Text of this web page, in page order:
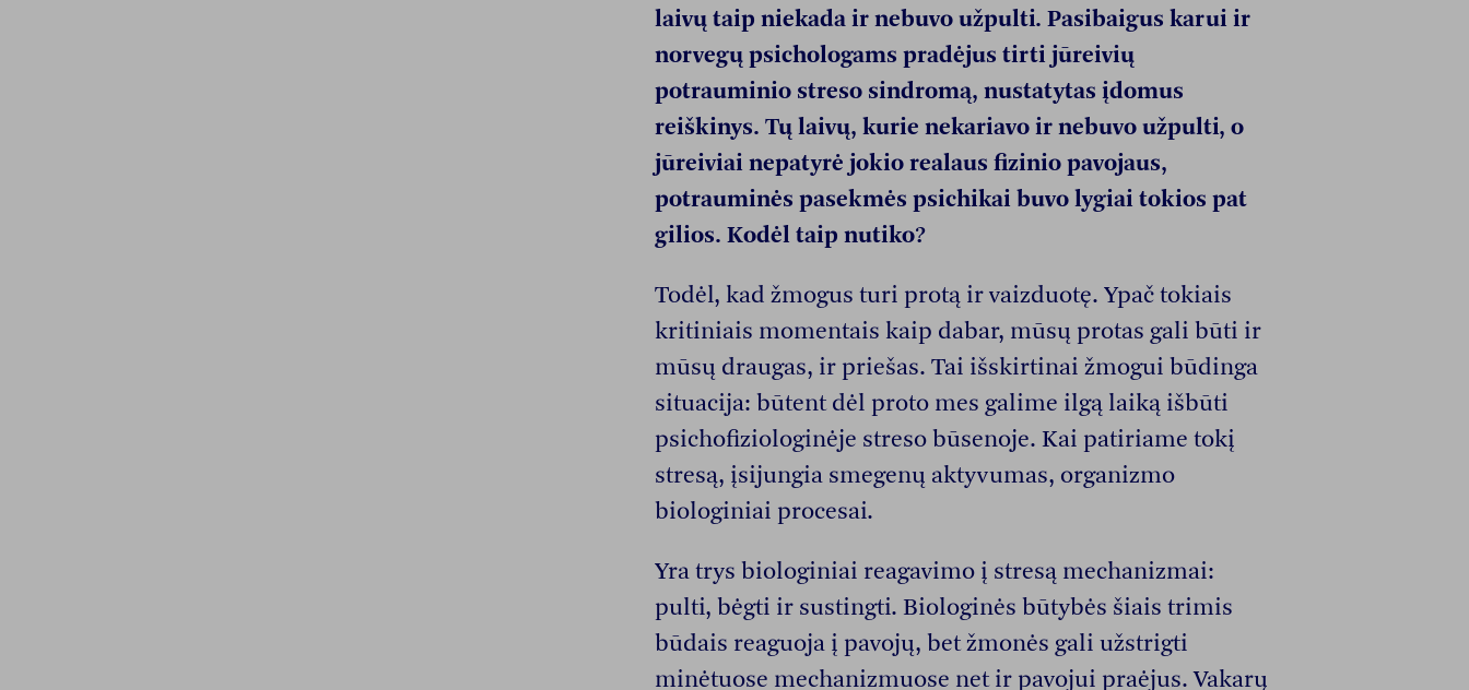
laivų taip niekada ir nebuvo užpulti. Pasibaigus karui ir
norvegų psichologams pradėjus tirti jūreivių
potrauminio streso sindromą, nustatytas įdomus
reiškinys. Tų laivų, kurie nekariavo ir nebuvo užpulti, o
jūreiviai nepatyrė jokio realaus fizinio pavojaus,
potrauminės pasekmės psichikai buvo lygiai tokios pat
gilios. Kodėl taip nutiko?
Todėl, kad žmogus turi protą ir vaizduotę. Ypač tokiais
kritiniais momentais kaip dabar, mūsų protas gali būti ir
mūsų draugas, ir priešas. Tai išskirtinai žmogui būdinga
situacija: būtent dėl proto mes galime ilgą laiką išbūti
psichofiziologinėje streso būsenoje. Kai patiriame tokį
stresą, įsijungia smegenų aktyvumas, organizmo
biologiniai procesai.
Yra trys biologiniai reagavimo į stresą mechanizmai:
pulti, bėgti ir sustingti. Biologinės būtybės šiais trimis
būdais reaguoja į pavojų, bet žmonės gali užstrigti
minėtuose mechanizmuose net ir pavojui praėjus. Vakarų